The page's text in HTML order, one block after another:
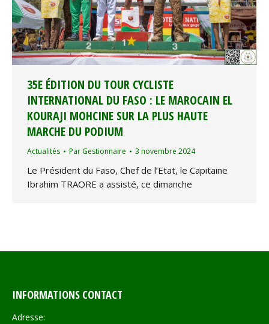
35E ÉDITION DU TOUR CYCLISTE
INTERNATIONAL DU FASO : LE MAROCAIN EL
KOURAJI MOHCINE SUR LA PLUS HAUTE
MARCHE DU PODIUM
Actualités Par Gestionnaire 3 novembre 2024
Le Président du Faso, Chef de l’Etat, le Capitaine
Ibrahim TRAORE a assisté, ce dimanche
INFORMATIONS CONTACT
Adresse: